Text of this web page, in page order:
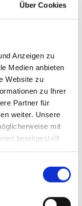
Über Cookies
Anzeigen zu
Medien anbieten
Website zu
zu Ihrer
Partner für
weiter. Unsere
mit
bereitgestellt
Steuerung
bei
und koppelt
und Wallbox
Stromtarife und